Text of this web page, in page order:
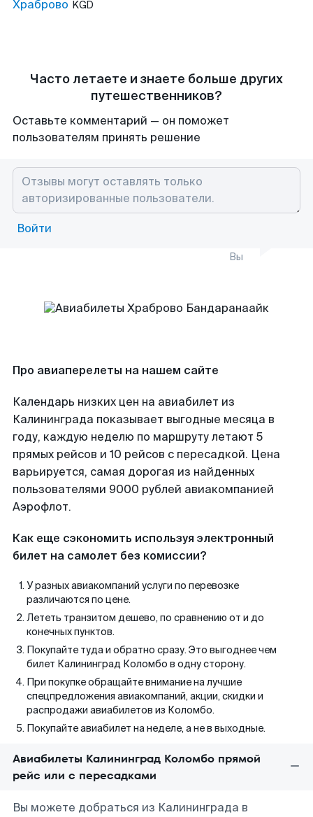
Храброво KGD
Часто летаете и знаете больше других
путешественников?
Оставьте комментарий — он поможет
пользователям принять решение
Войти
Вы
Про авиаперелеты на нашем сайте
Календарь низких цен на авиабилет из
Калининграда показывает выгодные месяца в
году, каждую неделю по маршруту летают 5
прямых рейсов и 10 рейсов с пересадкой. Цена
варьируется, самая дорогая из найденных
пользователями 9000 рублей авиакомпанией
Аэрофлот.
Как еще сэкономить используя электронный
билет на самолет без комиссии?
У разных авиакомпаний услуги по перевозке
различаются по цене.
Лететь транзитом дешево, по сравнению от и до
конечных пунктов.
Покупайте туда и обратно сразу. Это выгоднее чем
билет Калининград Коломбо в одну сторону.
При покупке обращайте внимание на лучшие
спецпредложения авиакомпаний, акции, скидки и
распродажи авиабилетов из Коломбо.
Покупайте авиабилет на неделе, а не в выходные.
Авиабилеты Калининград Коломбо прямой
рейс или с пересадками
Вы можете добраться из Калининграда в